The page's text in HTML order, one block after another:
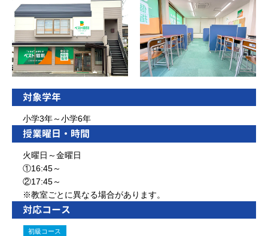
対象学年
小学3年～小学6年
授業曜日・時間
火曜日～金曜日
①16:45～
②17:45～
※教室ごとに異なる場合があります。
対応コース
初級コース